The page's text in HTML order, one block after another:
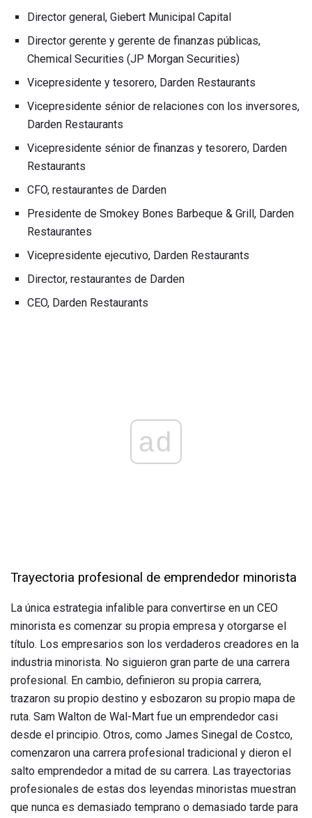
Director general, Giebert Municipal Capital
Director gerente y gerente de finanzas públicas,
Chemical Securities (JP Morgan Securities)
Vicepresidente y tesorero, Darden Restaurants
Vicepresidente sénior de relaciones con los inversores,
Darden Restaurants
Vicepresidente sénior de finanzas y tesorero, Darden
Restaurants
CFO, restaurantes de Darden
Presidente de Smokey Bones Barbeque & Grill, Darden
Restaurantes
Vicepresidente ejecutivo, Darden Restaurants
Director, restaurantes de Darden
CEO, Darden Restaurants
ad
Trayectoria profesional de emprendedor minorista
La única estrategia infalible para convertirse en un CEO
minorista es comenzar su propia empresa y otorgarse el
título. Los empresarios son los verdaderos creadores en la
industria minorista. No siguieron gran parte de una carrera
profesional. En cambio, definieron su propia carrera,
trazaron su propio destino y esbozaron su propio mapa de
ruta. Sam Walton de Wal-Mart fue un emprendedor casi
desde el principio. Otros, como James Sinegal de Costco,
comenzaron una carrera profesional tradicional y dieron el
salto emprendedor a mitad de su carrera. Las trayectorias
profesionales de estas dos leyendas minoristas muestran
que nunca es demasiado temprano o demasiado tarde para